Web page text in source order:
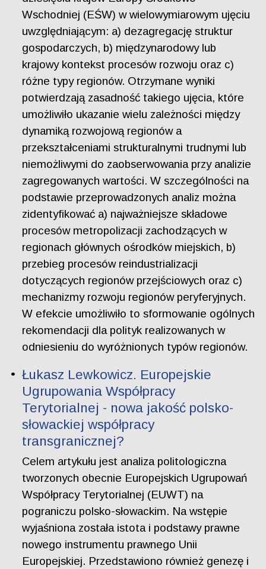
Wschodniej (EŚW) w wielowymiarowym ujęciu
uwzględniającym: a) dezagregację struktur
gospodarczych, b) międzynarodowy lub
krajowy kontekst procesów rozwoju oraz c)
różne typy regionów. Otrzymane wyniki
potwierdzają zasadność takiego ujęcia, które
umożliwiło ukazanie wielu zależności między
dynamiką rozwojową regionów a
przekształceniami strukturalnymi trudnymi lub
niemożliwymi do zaobserwowania przy analizie
zagregowanych wartości. W szczególności na
podstawie przeprowadzonych analiz można
zidentyfikować a) najważniejsze składowe
procesów metropolizacji zachodzących w
regionach głównych ośrodków miejskich, b)
przebieg procesów reindustrializacji
dotyczących regionów przejściowych oraz c)
mechanizmy rozwoju regionów peryferyjnych.
W efekcie umożliwiło to sformowanie ogólnych
rekomendacji dla polityk realizowanych w
odniesieniu do wyróżnionych typów regionów.
Łukasz Lewkowicz. Europejskie
Ugrupowania Współpracy
Terytorialnej - nowa jakość polsko-
słowackiej współpracy
transgranicznej?
Celem artykułu jest analiza politologiczna
tworzonych obecnie Europejskich Ugrupowań
Współpracy Terytorialnej (EUWT) na
pograniczu polsko-słowackim. Na wstępie
wyjaśniona została istota i podstawy prawne
nowego instrumentu prawnego Unii
Europejskiej. Przedstawiono również genezę i